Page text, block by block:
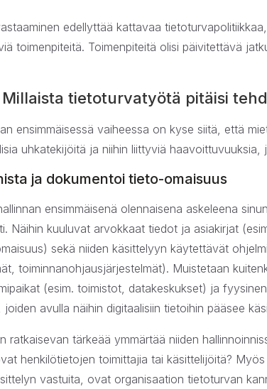
edellyttää kattavaa
toimenpiteitä. Toimenpiteitä olisi päivitettävä
Millaista tietoturvatyötä pitäisi
ensimmäisessä vaiheessa on kyse siitä, että
uhkatekijöitä ja niihin liittyviä
ja dokumentoi tieto-omaisuus
ensimmäisenä olennaisena askeleena
Näihin kuuluvat arvokkaat tiedot ja asiakirjat
sekä niiden käsittelyyn käytettävät
toiminnanohjausjärjestelmät). Muistetaan
(esim. toimistot, datakeskukset) ja
avulla näihin digitaalisiin tietoihin pääsee
ratkaisevan tärkeää ymmärtää niiden
henkilötietojen toimittajia tai käsittelijöitä?
vastuita, ovat organisaation tietoturvan